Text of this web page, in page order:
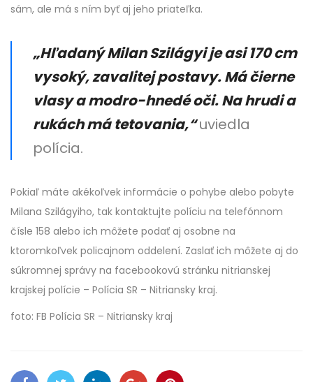
sám, ale má s ním byť aj jeho priateľka.
„Hľadaný Milan Szilágyi je asi 170 cm
vysoký, zavalitej postavy. Má čierne
vlasy a modro-hnedé oči. Na hrudi a
rukách má tetovania,“uviedla
polícia.
Pokiaľ máte akékoľvek informácie o pohybe alebo pobyte
Milana Szilágyiho, tak kontaktujte políciu na telefónnom
čísle 158 alebo ich môžete podať aj osobne na
ktoromkoľvek policajnom oddelení. Zaslať ich môžete aj do
súkromnej správy na facebookovú stránku nitrianskej
krajskej polície – Polícia SR – Nitriansky kraj.
foto: FB Polícia SR – Nitriansky kraj